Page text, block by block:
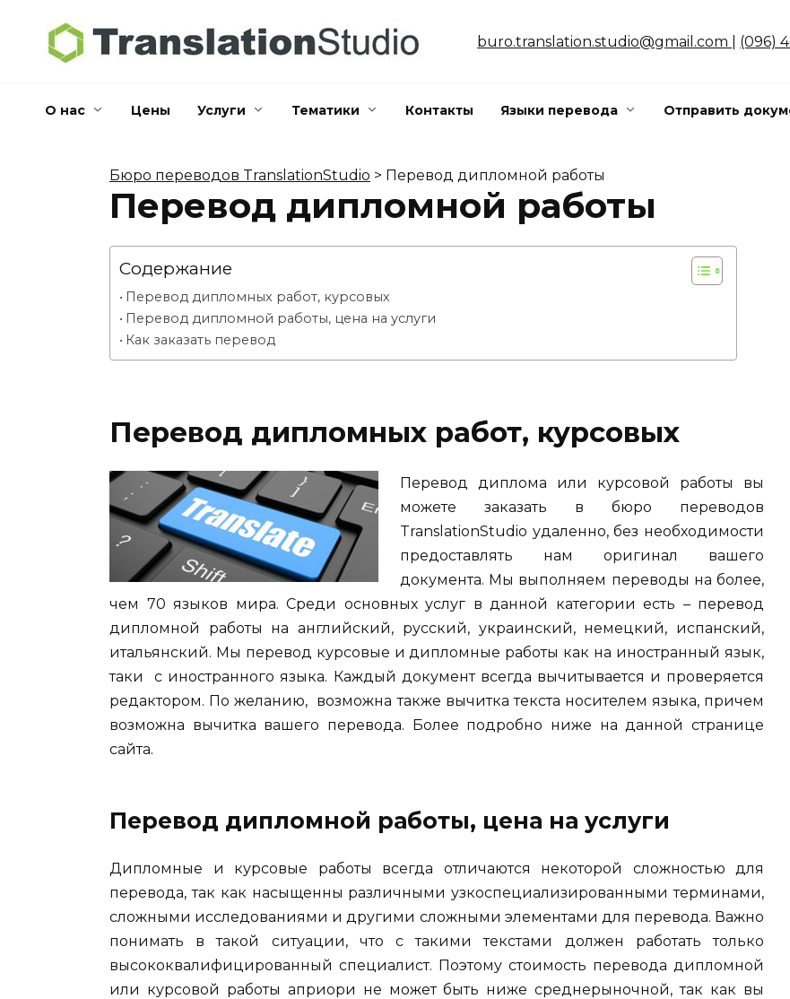
содержанию
buro.translation.studio@gmail.com (096)
О нас Цены Услуги Тематики Контакты Языки перевода Отправить
Бюро переводов TranslationStudio > Перевод дипломной работы
Перевод дипломной работы
Содержание
Перевод дипломных работ, курсовых
Перевод дипломной работы, цена на услуги
Как заказать перевод
Перевод дипломных работ, курсовых
Перевод диплома или курсовой работы вы
можете заказать в бюро переводов
TranslationStudio удаленно, без необходимости
предоставлять нам оригинал вашего
документа. Мы выполняем переводы на более,
чем 70 языков мира. Среди основных услуг в данной категории есть – перевод
дипломной работы на английский, русский, украинский, немецкий, испанский,
итальянский. Мы перевод курсовые и дипломные работы как на иностранный язык,
таки с иностранного языка. Каждый документ всегда вычитывается и проверяется
редактором. По желанию, возможна также вычитка текста носителем языка, причем
возможна вычитка вашего перевода. Более подробно ниже на данной странице
сайта.
Перевод дипломной работы, цена на услуги
Дипломные и курсовые работы всегда отличаются некоторой сложностью для
перевода, так как насыщенны различными узкоспециализированными терминами,
сложными исследованиями и другими сложными элементами для перевода. Важно
понимать в такой ситуации, что с такими текстами должен работать только
высококвалифицированный специалист. Поэтому стоимость перевода дипломной
или курсовой работы априори не может быть ниже среднерыночной, так как вы